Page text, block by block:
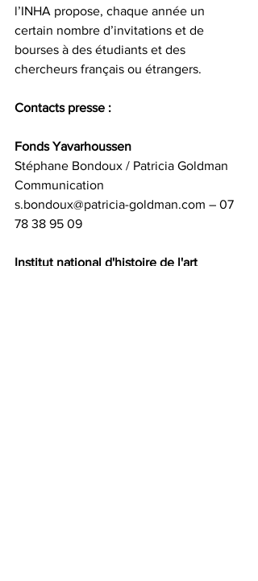
l’INHA propose, chaque année un
certain nombre d’invitations et de
bourses à des étudiants et des
chercheurs français ou étrangers.
Contacts presse :
Fonds Yavarhoussen
Stéphane Bondoux / Patricia Goldman
Communication
s.bondoux@patricia-goldman.com – 07
78 38 95 09
Institut national d'histoire de l'art